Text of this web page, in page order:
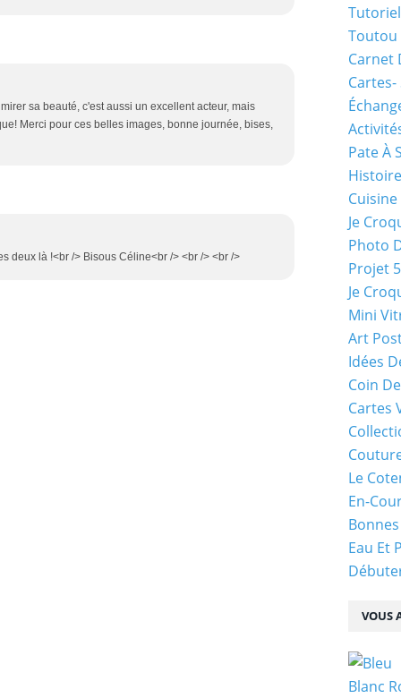
sa beauté, c'est aussi un excellent acteur, mais
Merci pour ces belles images, bonne journée, bises,
deux là !<br /> Bisous Céline<br /> <br /> <br />
VOUS
Toutou
Carnet
Cartes-
Pate À
Cuisine
Je
Photo
Projet
Je
Mini
Art
Idées
Coin
Cartes
Le
En-
Eau Et